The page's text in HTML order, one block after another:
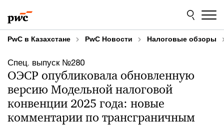
to
content
to
footer
PwC в Казахстане PwC Новости Налоговые обзоры
Спец. выпуск №280
ОЭСР опубликовала обновленную
версию Модельной налоговой
конвенции 2025 года: новые
комментарии по трансграничным